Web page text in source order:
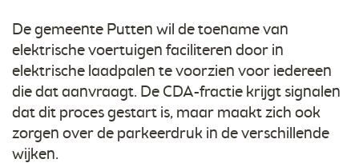
De gemeente Putten wil de toename van
elektrische voertuigen faciliteren door in
elektrische laadpalen te voorzien voor iedereen
die dat aanvraagt. De CDA-fractie krijgt signalen
dat dit proces gestart is, maar maakt zich ook
zorgen over de parkeerdruk in de verschillende
wijken.